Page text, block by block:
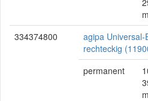
334374800
agipa
rechteckig
permanent